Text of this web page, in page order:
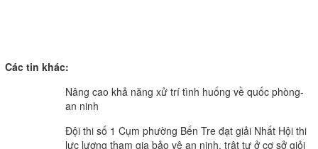
Các tin khác:
Nâng cao khả năng xử trí tình huống về quốc phòng-
an ninh
Đội thi số 1 Cụm phường Bến Tre đạt giải Nhất Hội thi
lực lượng tham gia bảo vệ an ninh, trật tự ở cơ sở giỏi